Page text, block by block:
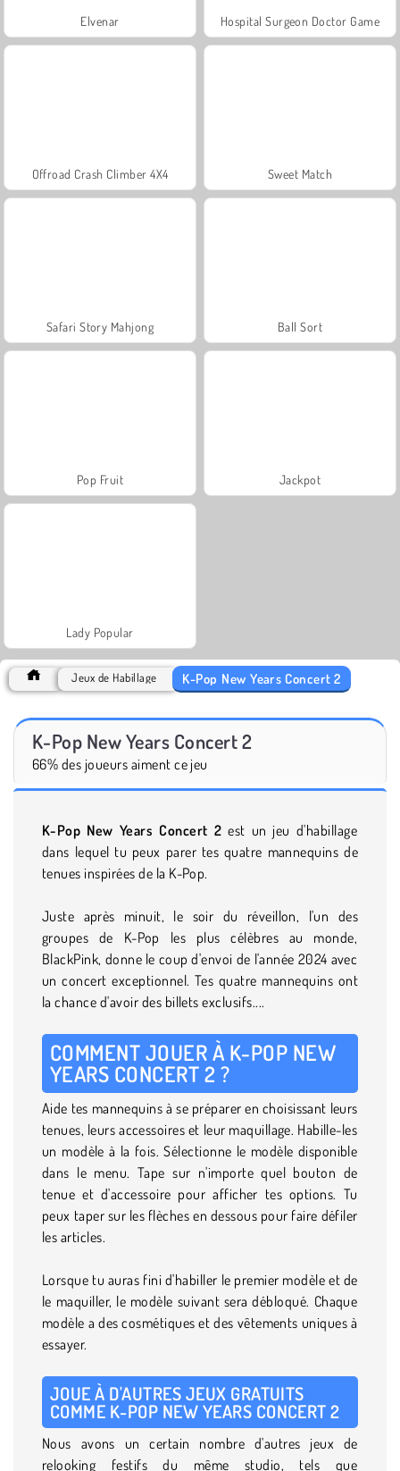
Elvenar Hospital Surgeon Doctor Game
Offroad Crash Climber 4X4 Sweet Match
Safari Story Mahjong Ball Sort
Pop Fruit Jackpot
Lady Popular
Jeux de Habillage K-Pop New Years Concert 2
K-Pop New Years Concert 2
66% des joueurs aiment ce jeu
K-Pop New Years Concert 2est un jeu d'habillage
dans lequel tu peux parer tes quatre mannequins de
tenues inspirées de la K-Pop.
Juste après minuit, le soir du réveillon, l'un des
groupes de K-Pop les plus célèbres au monde,
BlackPink, donne le coup d'envoi de l'année 2024 avec
un concert exceptionnel. Tes quatre mannequins ont
la chance d'avoir des billets exclusifs....
COMMENT JOUER À K-POP NEW
YEARS CONCERT 2 ?
Aide tes mannequins à se préparer en choisissant leurs
tenues, leurs accessoires et leur maquillage. Habille-les
un modèle à la fois. Sélectionne le modèle disponible
dans le menu. Tape sur n'importe quel bouton de
tenue et d'accessoire pour afficher tes options. Tu
peux taper sur les flèches en dessous pour faire défiler
les articles.
Lorsque tu auras fini d'habiller le premier modèle et de
le maquiller, le modèle suivant sera débloqué. Chaque
modèle a des cosmétiques et des vêtements uniques à
essayer.
JOUE À D'AUTRES JEUX GRATUITS
COMME K-POP NEW YEARS CONCERT 2
Nous avons un certain nombre d'autres jeux de
relooking festifs du même studio, tels que